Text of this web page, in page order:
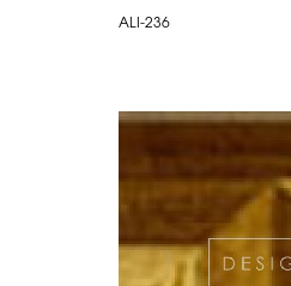
ALI-236